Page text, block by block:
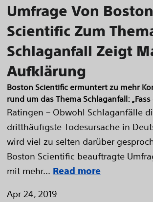
Umfrage Von Boston
Scientific Zum
Schlaganfall Zeigt
Aufklärung
Boston Scientific ermuntert zu mehr
rund um das Thema Schlaganfall: „Fass
Ratingen – Obwohl Schlaganfälle
dritthäufigste Todesursache in
wird viel zu selten darüber
Boston Scientific beauftragte
mit mehr... Read more
Apr 24, 2019